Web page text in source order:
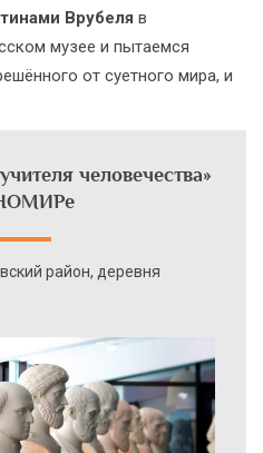
Врубеля в
музее и пытаемся
от суетного мира, и
человечества»
район, деревня